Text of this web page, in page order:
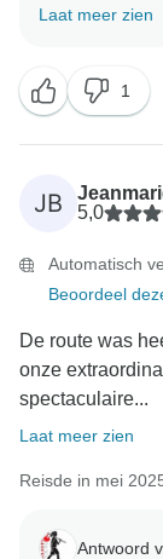
Laat meer zien
1
JB
5,0
Automatisch
Beoordeel
De route was
onze
spectaculaire...
Laat meer zien
Reisde in mei
Antwoord